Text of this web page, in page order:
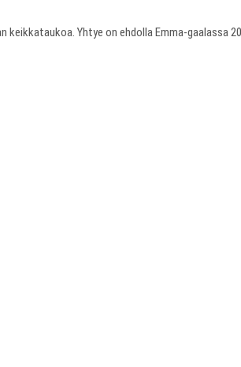
keikkataukoa. Yhtye on ehdolla Emma-gaalassa